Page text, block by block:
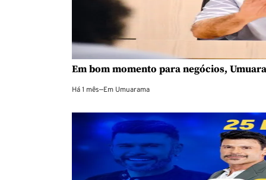
Em bom momento para negócios,
Há 1 mês—Em Umuarama